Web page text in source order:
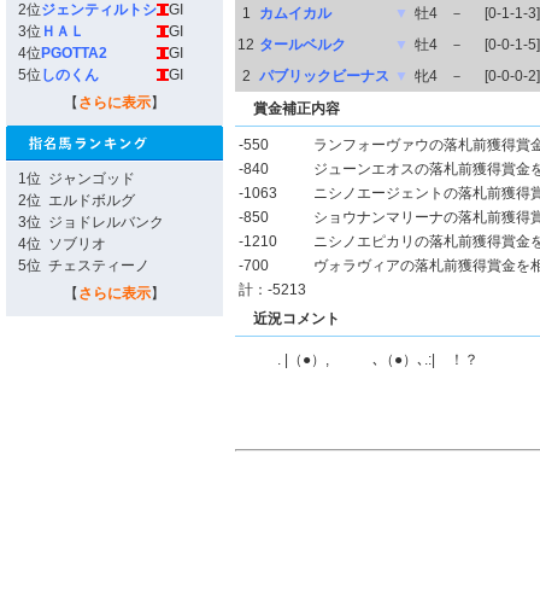
2位ジェンティルトシ
GI
3位 ＨＡＬ
GI
4位 PGOTTA2
GI
5位 しのくん
GI
【 さらに表示】
1位 ジャンゴッド
2位 エルドボルグ
3位 ジョドレルバンク
4位 ソブリオ
5位 チェスティーノ
【 さらに表示】
1
カムイカル ▼ 牡4 －
[0-1-1-3]
12 タールベルク ▼ 牡4 －
[0-0-1-5]
2 パブリックビーナス ▼ 牝4 －
[0-0-0-2]
賞金補正内容
-550
ランフォーヴァウの落札前獲得賞
-840
ジューンエオスの落札前獲得賞金
-1063
ニシノエージェントの落札前獲得
-850
ショウナンマリーナの落札前獲得
-1210
ニシノエピカリの落札前獲得賞金
-700
ヴォラヴィアの落札前獲得賞金を
計：-5213
近況コメント
. |（●）, ､（●）､.:| ！？